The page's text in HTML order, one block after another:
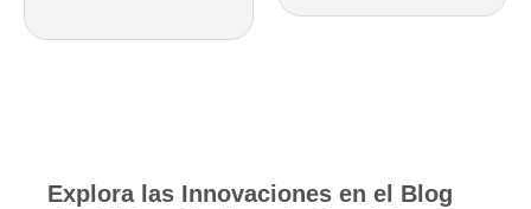
Explora las Innovaciones en el Blog